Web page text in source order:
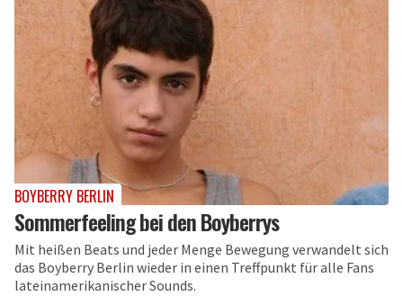
BOYBERRY BERLIN
Sommerfeeling bei den Boyberrys
Mit heißen Beats und jeder Menge Bewegung verwandelt sich
das Boyberry Berlin wieder in einen Treffpunkt für alle Fans
lateinamerikanischer Sounds.